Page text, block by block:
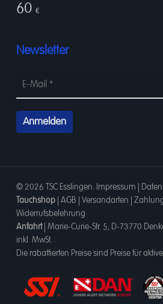
60 €
Newsletter
© 2026 TSC Esslingen. Impressum
Tauchshop| AGB Versandarten
Widerrufsbelehrung
Anfahrt| Marie-Curie-Str. 5, D-73770
inkl. MwSt.
Die rabattierten Preise sind Preise für